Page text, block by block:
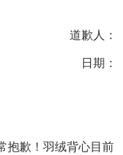
道歉人：
日期：
抱歉！羽绒背心目前